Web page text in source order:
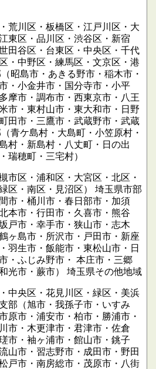
荒川区・板橋区・江戸川区・大
東区・品川区・渋谷区・新宿
田谷区・台東区・中央区・千代
・中野区・練馬区・文京区・港
昭島市・あきる野市・稲木市・
・小金井市・国分寺市・小平
摩市・調布市・西東京市・八王
市・東村山市・東大和市・日野
田市・三鷹市・武蔵野市・武蔵
青ケ島村・大島町・小笠原村・
村・新島村・八丈町・日の出
瑞穂町・三宅村）
市区・浦和区・大宮区・北区・
区・南区・見沼区）
埼玉県市部
市・桶川市・春日部市・加須
本市・行田市・久喜市・熊谷
戸市・幸手市・狭山市・志木
ヶ島市・所沢市・戸田市・新座
羽生市・飯能市・東松山市・日
・ふじみ野市・ 本庄市・三郷
光市・蕨市）
埼玉県その他地域
中央区・花見川区・緑区・美浜
部（旭市・我孫子市・いすみ
原市・浦安市・柏市・勝浦市・
市・木更津市・君津市・佐倉
市・袖ヶ浦市・館山市・銚子
山市・習志野市・成田市・野田
戸市・南房総市・茂原市・八街